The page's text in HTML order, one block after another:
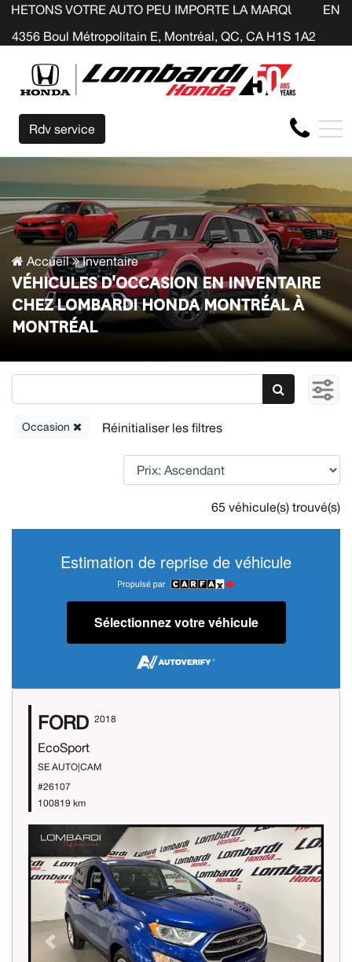
AUTO PEU IMPORTE LA MARQUE AVANT LA FIN DE
4356 Boul Métropolitain E, Montréal, QC, CA H1S 1A2
EN
Rdv service
Accueil Inventaire
VÉHICULES D'OCCASION EN INVENTAIRE
CHEZ LOMBARDI HONDA MONTRÉAL À
MONTRÉAL
Occasion
65 véhicule(s) trouvé(s)
Estimation de reprise de véhicule
Sélectionnez votre véhicule
FORD 2018
EcoSport
SE AUTO|CAM
#26107
100819 km
Previous Next